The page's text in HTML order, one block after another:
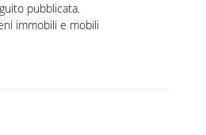
pubblicata.
immobili e mobili